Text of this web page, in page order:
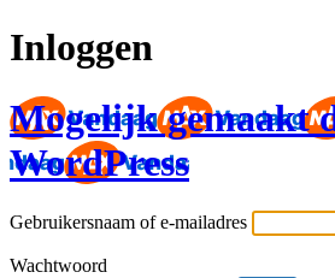
Inloggen
Mogelijk gemaakt
WordPress
Gebruikersnaam of e-mailadres
Wachtwoord